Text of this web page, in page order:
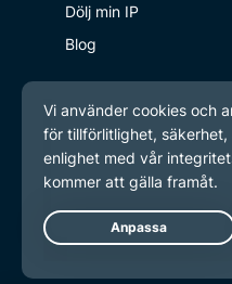
Dölj min IP
Blog